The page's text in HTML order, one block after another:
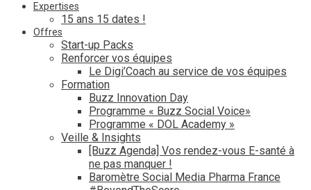
Expertises
15 ans 15 dates !
Offres
Start-up Packs
Renforcer vos équipes
Le Digi’Coach au service de vos équipes
Formation
Buzz Innovation Day
Programme « Buzz Social Voice»
Programme « DOL Academy »
Veille & Insights
[Buzz Agenda] Vos rendez-vous E-santé à
ne pas manquer !
Baromètre Social Media Pharma France